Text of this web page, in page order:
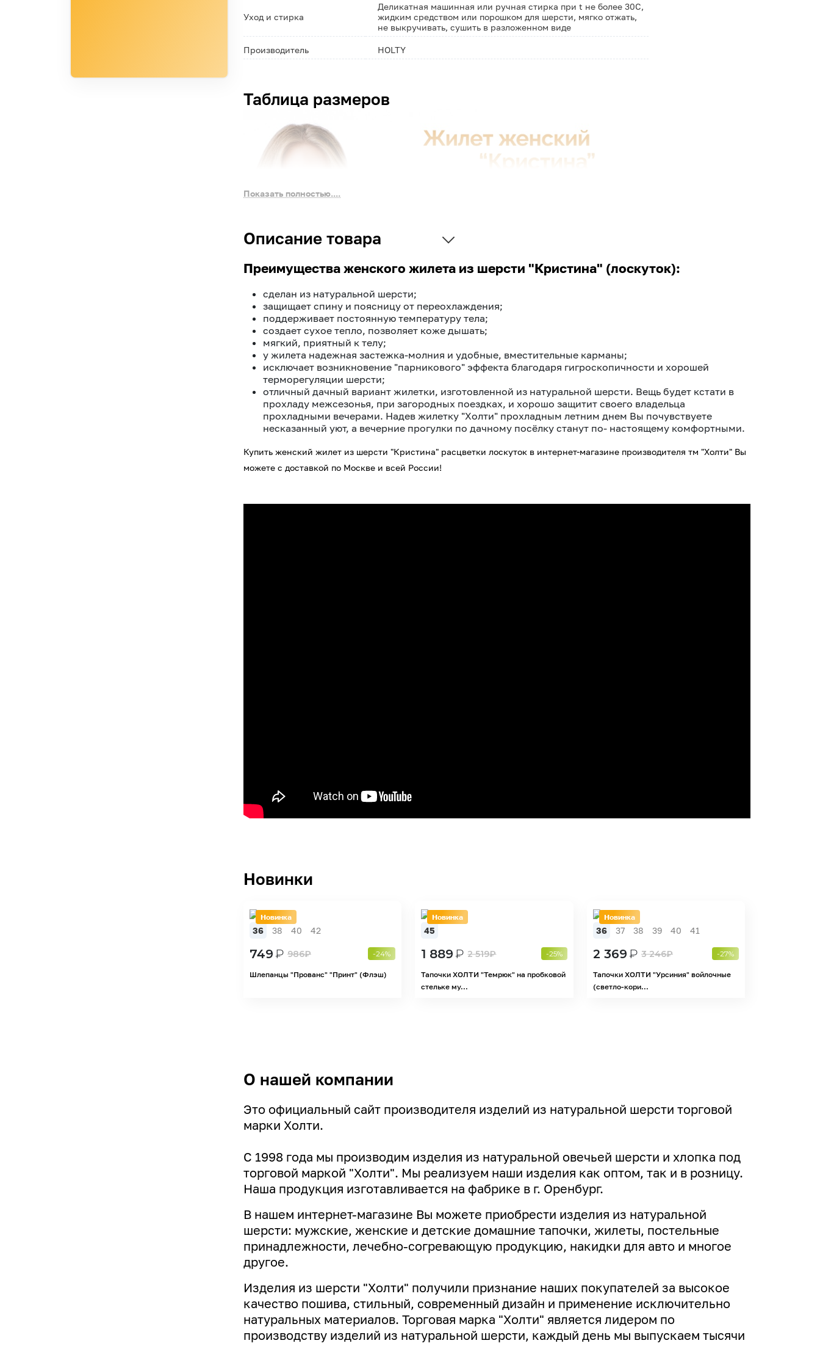
Уход и стирка
Деликатная машинная или ручная стирка при t не более 30С,
жидким средством или порошком для шерсти, мягко отжать,
не выкручивать, сушить в разложенном виде
Производитель HOLTY
Таблица размеров
Показать полностью....
Описание товара
Преимущества женского жилета из шерсти "Кристина" (лоскуток):
сделан из натуральной шерсти;
защищает спину и поясницу от переохлаждения;
поддерживает постоянную температуру тела;
создает сухое тепло, позволяет коже дышать;
мягкий, приятный к телу;
у жилета надежная застежка-молния и удобные, вместительные карманы;
исключает возникновение "парникового" эффекта благодаря гигроскопичности и хорошей
терморегуляции шерсти;
отличный дачный вариант жилетки, изготовленной из натуральной шерсти. Вещь будет кстати в
прохладу межсезонья, при загородных поездках, и хорошо защитит своего владельца
прохладными вечерами. Надев жилетку "Холти" прохладным летним днем Вы почувствуете
несказанный уют, а вечерние прогулки по дачному посёлку станут по- настоящему комфортными.
Купить женский жилет из шерсти "Кристина" расцветки лоскуток в интернет-магазине производителя тм "Холти" Вы
можете с доставкой по Москве и всей России!
Новинки
Новинка
36 38 40 42
749₽ 986₽ -24%
Шлепанцы "Прованс" "Принт" (Флэш)
Новинка
45
1 889₽ 2 519₽ -25%
Тапочки ХОЛТИ "Темрюк" на пробковой
стельке му...
Новинка
36 37 38 39 40 41
2 369₽ 3 246₽ -27%
Тапочки ХОЛТИ "Урсиния" войлочные
(светло-кори...
О нашей компании
Это официальный сайт производителя изделий из натуральной шерсти торговой
марки Холти.
С 1998 года мы производим изделия из натуральной овечьей шерсти и хлопка под
торговой маркой "Холти". Мы реализуем наши изделия как оптом, так и в розницу.
Наша продукция изготавливается на фабрике в г. Оренбург.
В нашем интернет-магазине Вы можете приобрести изделия из натуральной
шерсти: мужские, женские и детские домашние тапочки, жилеты, постельные
принадлежности, лечебно-согревающую продукцию, накидки для авто и многое
другое.
Изделия из шерсти "Холти" получили признание наших покупателей за высокое
качество пошива, стильный, современный дизайн и применение исключительно
натуральных материалов. Торговая марка "Холти" является лидером по
производству изделий из натуральной шерсти, каждый день мы выпускаем тысячи